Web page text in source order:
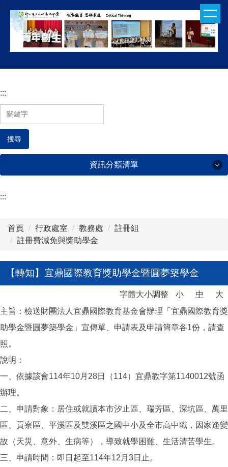
跳
到
容
:::
:::
搜尋
資訊分類清單
:::
首頁 行政處室 教務處
註冊組
註冊費減免與獎助學金
【轉知】宜鼎國際教育獎助學金暨圓夢築學金
字體大小調整 小 中
大
主旨：檢送財團法人宜鼎國際教育基金會辦理「宜鼎國際教育獎
助學金暨圓夢築學金」宣傳單、申請表及申請簡章各1份，請查
照。
說明：
一、依據該會114年10月28日（114）宜鼎教字第1140012號函
辦理。
二、申請對象：居住或就讀本市汐止區、瑞芳區、深坑區、萬里
區、貢寮區、平溪區及雙溪區之國中小及全市高中職，因家逢變
故（天災、意外、生病等），導致就學困難、生活清苦學生。
三、申請時間：即日起至114年12月3日止。